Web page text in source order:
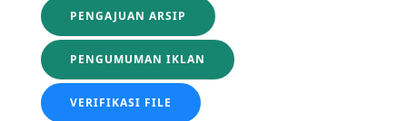
PENGAJUAN ARSIP
PENGUMUMAN IKLAN
VERIFIKASI FILE